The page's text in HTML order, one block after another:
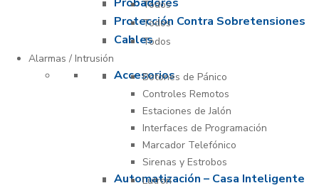
Todos
Protección Contra Sobretensiones
Todos
CablesTodos
Alarmas / Intrusión
Accesorios
Botones de Pánico
Controles Remotos
Estaciones de Jalón
Interfaces de Programación
Marcador Telefónico
Sirenas y Estrobos
Automatización – Casa Inteligente
Lutron